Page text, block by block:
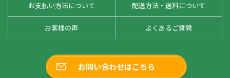
お支払い方法について 配送方法・送料について
お客様の声 よくあるご質問
お問い合わせはこちら